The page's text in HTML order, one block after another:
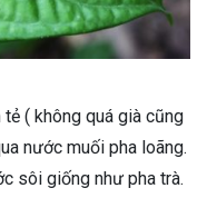
( không quá già cũng
nước muối pha loãng.
sôi giống như pha trà.